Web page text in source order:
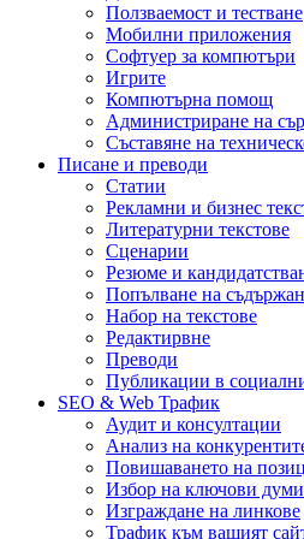
Ползваемост и тестване
Мобилни приложения
Софтуер за компютъри
Игрите
Компютърна помощ
Администриране на
Съставяне на
Писане и преводи
Статии
Рекламни и бизнес
Литературни текстове
Сценарии
Резюме и
Попълване на
Набор на текстове
Редактирвне
Преводи
Публикации в
SEO & Web Трафик
Аудит и консултации
Анализ на
Повишаването на
Избор на ключови думи
Изграждане на линкове
Трафик към вашият